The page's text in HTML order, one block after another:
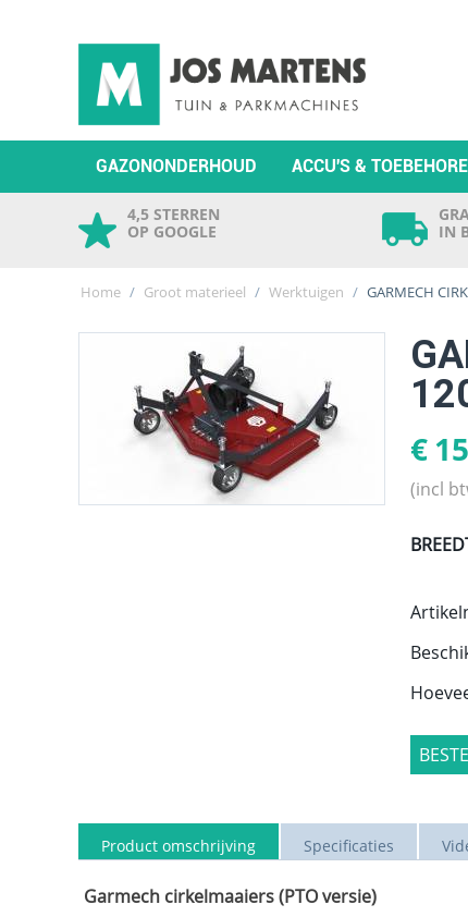
GAZONONDERHOUD ACCU'S &
4,5 STERREN
OP GOOGLE
IN
Home / Groot materieel / Werktuigen / GARMECH
€
(incl
Product omschrijving Specificaties
Garmech cirkelmaaiers (PTO versie)